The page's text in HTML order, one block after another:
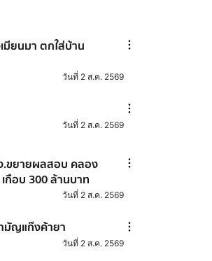
มียนมา ตกใส่บ้าน
วันที่ 2 ส.ค. 2569
วันที่ 2 ส.ค. 2569
.ขยายผลสอบ คลอง
กือบ 300 ล้านบาท
วันที่ 2 ส.ค. 2569
มัญแก๊งค้ายา
วันที่ 2 ส.ค. 2569